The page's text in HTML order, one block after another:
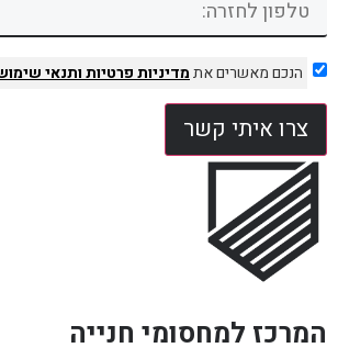
הנכם מאשרים אתמדיניות פרטיותותנאי שימוש
צרו איתי קשר
המרכז למחסומי חנייה